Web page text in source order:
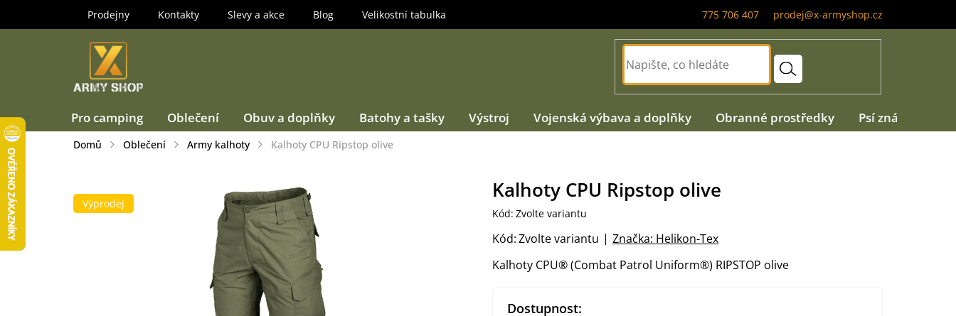
775 706 407 prodej@x-armyshop.cz
Prodejny Kontakty Slevy a akce Blog Velikostní tabulka
Pro camping Oblečení Obuv a doplňky Batohy a tašky Výstroj Vojenská výbava a doplňky Obranné prostředky Psí známky
Domů Oblečení Army kalhoty Kalhoty CPU Ripstop olive
Výprodej
Kalhoty CPU® (Combat Patrol Uniform®) RIPSTOP olive
Kalhoty CPU Ripstop olive
Kód: Zvolte variantu
Značka: Helikon-Tex
Kód:Zvolte variantu
Dostupnost: